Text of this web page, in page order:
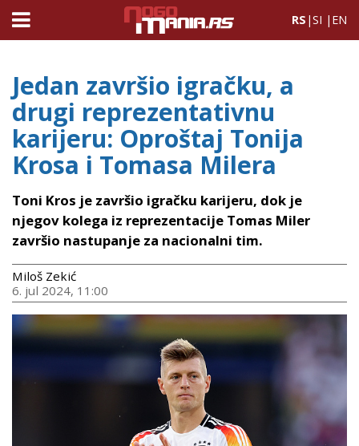
RS |SI | EN
Jedan završio igračku, a
drugi reprezentativnu
karijeru: Oproštaj Tonija
Krosa i Tomasa Milera
Toni Kros je završio igračku karijeru, dok je
njegov kolega iz reprezentacije Tomas Miler
završio nastupanje za nacionalni tim.
Miloš Zekić
6. jul 2024, 11:00